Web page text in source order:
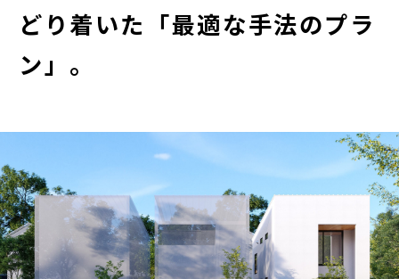
どり着いた「最適な手法のプラ
ン」。